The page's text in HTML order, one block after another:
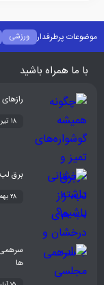
موضوعات پرطرفدار ورزشی
فشن
غذا و نوشیدنی
با ما همراه باشید
۱۸ تیر ۱۴۰۳
برق
۲۸ بهمن ۱۴۰۲
ها